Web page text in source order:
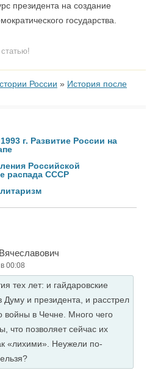
президента на создание
государства.
России » История после
г. Развитие России на
Российской
распада СССР
00:08
тех лет: и гайдаровские
и президента, и расстрел
войны в Чечне. Много чего
что позволяет сейчас их
«лихими». Неужели по-